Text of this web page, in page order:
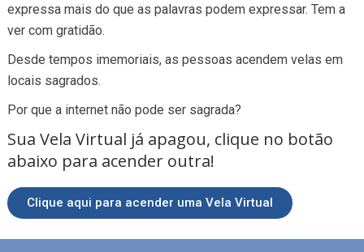
expressa mais do que as palavras podem expressar. Tem a
ver com gratidão.
Desde tempos imemoriais, as pessoas acendem velas em
locais sagrados.
Por que a internet não pode ser sagrada?
Sua Vela Virtual já apagou, clique no botão
abaixo para acender outra!
Clique aqui para acender uma Vela Virtual